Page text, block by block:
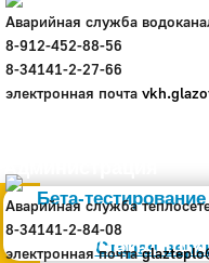
Бета-
Старая
Аварийная служба
8-912-452-88-56
8-34141-2-27-66
электронная почта
Аварийная служба
8-34141-2-84-08
электронная почта